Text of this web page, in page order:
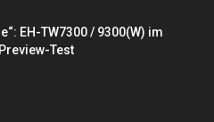
EH-TW7300 / 9300(W) im
Test